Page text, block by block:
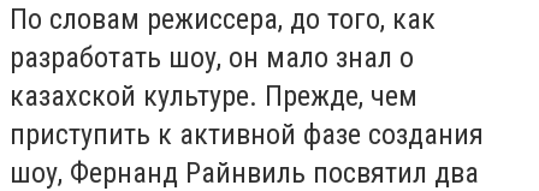
По словам режиссера, до того, как
разработать шоу, он мало знал о
казахской культуре. Прежде, чем
приступить к активной фазе создания
шоу, Фернанд Райнвиль посвятил два